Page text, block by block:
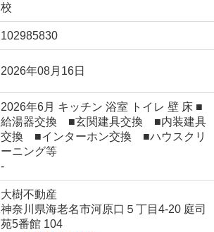
校
102985830
2026年08月16日
2026年6月 キッチン 浴室 トイレ 壁 床 ■
給湯器交換 ■玄関建具交換 ■内装建具
交換 ■インターホン交換 ■ハウスクリ
ーニング等
-
大樹不動産
神奈川県海老名市河原口５丁目4-20 庭司
苑5番館 104